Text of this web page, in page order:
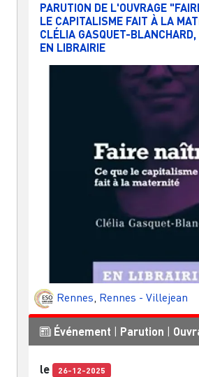
PARUTION DE L'OUVRAGE
LE CAPITALISME FAIT À LA
CLÉLIA GASQUET-
EN LIBRAIRIE
Rennes, Rennes - Villejean
Événement Parution
le 26-12-2025